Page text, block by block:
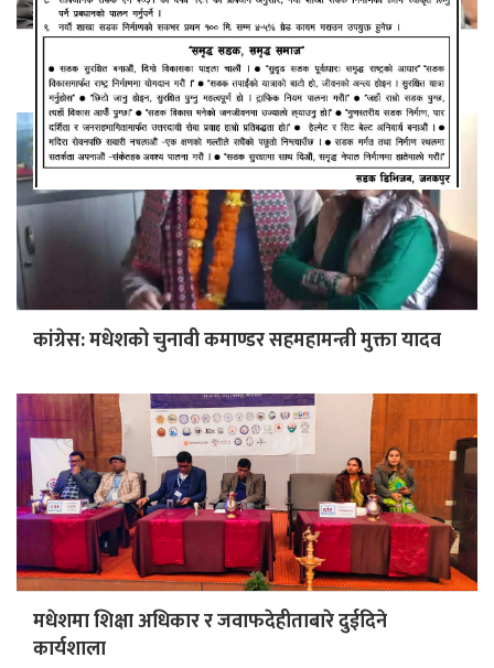
युवा नेता साह रास्वपामा प्रवेश
कांग्रेस: मधेशको चुनावी कमाण्डर सहमहामन्त्री मुक्ता यादव
मधेशमा शिक्षा अधिकार र जवाफदेहीताबारे दुईदिने
कार्यशाला